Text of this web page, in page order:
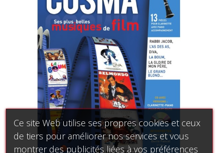
Ce site Web utilise ses propres cookies et ceux
de tiers pour améliorer nos services et vous
montrer des publicités liées à vos préférences